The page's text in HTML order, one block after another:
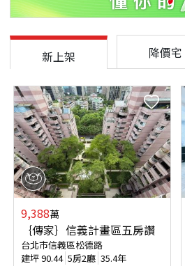
新上架 降價宅
9,388萬
｛傳家｝信義計畫區五房讚
台北市信義區松德路
建坪90.44 5房2廳 35.4年